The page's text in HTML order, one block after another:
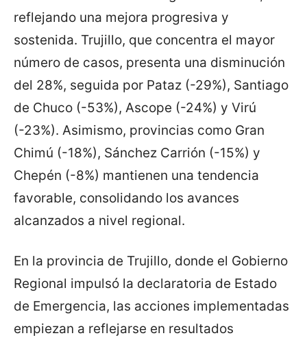
reflejando una mejora progresiva y
sostenida. Trujillo, que concentra el mayor
número de casos, presenta una disminución
del 28%, seguida por Pataz (-29%), Santiago
de Chuco (-53%), Ascope (-24%) y Virú
(-23%). Asimismo, provincias como Gran
Chimú (-18%), Sánchez Carrión (-15%) y
Chepén (-8%) mantienen una tendencia
favorable, consolidando los avances
alcanzados a nivel regional.
En la provincia de Trujillo, donde el Gobierno
Regional impulsó la declaratoria de Estado
de Emergencia, las acciones implementadas
empiezan a reflejarse en resultados